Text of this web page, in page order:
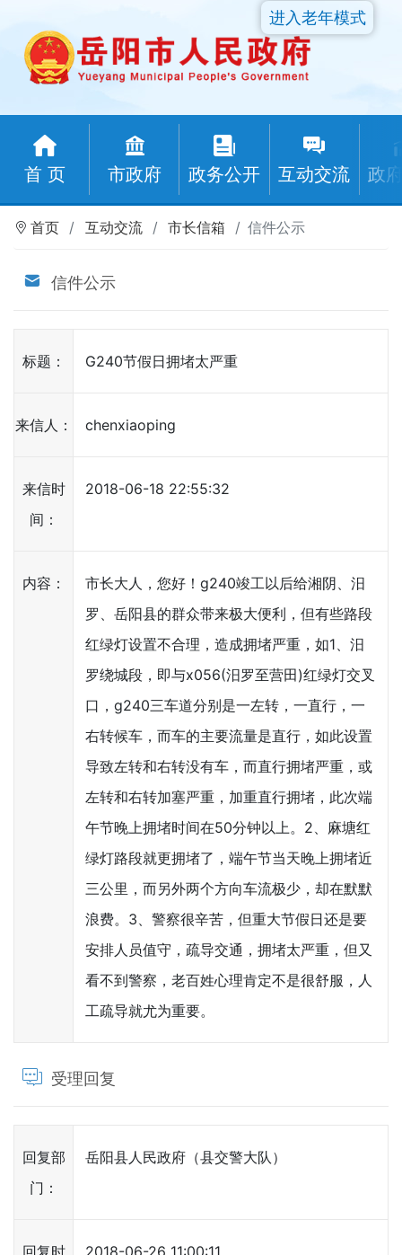
首 页 市政府 政务公开 互动交流 政
进入老年模式
首页 互动交流 市长信箱 信件公示
信件公示
标题： G240节假日拥堵太严重
来信人： chenxiaoping
来信时
间：
2018-06-18 22:55:32
内容：
市长大人，您好！g240竣工以后给湘阴、汨
罗、岳阳县的群众带来极大便利，但有些路段
红绿灯设置不合理，造成拥堵严重，如1、汨
罗绕城段，即与x056(汨罗至营田)红绿灯交叉
口，g240三车道分别是一左转，一直行，一
右转候车，而车的主要流量是直行，如此设置
导致左转和右转没有车，而直行拥堵严重，或
左转和右转加塞严重，加重直行拥堵，此次端
午节晚上拥堵时间在50分钟以上。2、麻塘红
绿灯路段就更拥堵了，端午节当天晚上拥堵近
三公里，而另外两个方向车流极少，却在默默
浪费。3、警察很辛苦，但重大节假日还是要
安排人员值守，疏导交通，拥堵太严重，但又
看不到警察，老百姓心理肯定不是很舒服，人
工疏导就尤为重要。
受理回复
回复部
门：
岳阳县人民政府（县交警大队）